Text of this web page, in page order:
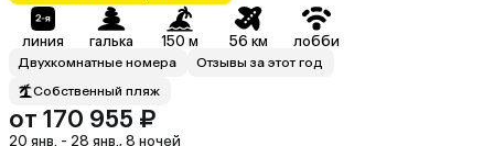
линия галька 150 м 56 км лобби
Двухкомнатные номера
Отзывы за этот год
Собственный пляж
от 170 955 ₽
20 янв. - 28 янв., 8 ночей